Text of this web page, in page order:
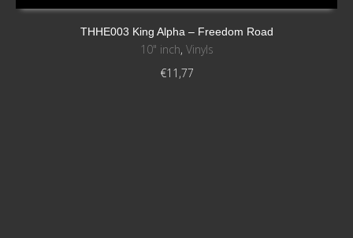
THHE003 King Alpha – Freedom Road
10" inch, Vinyls
€11,77